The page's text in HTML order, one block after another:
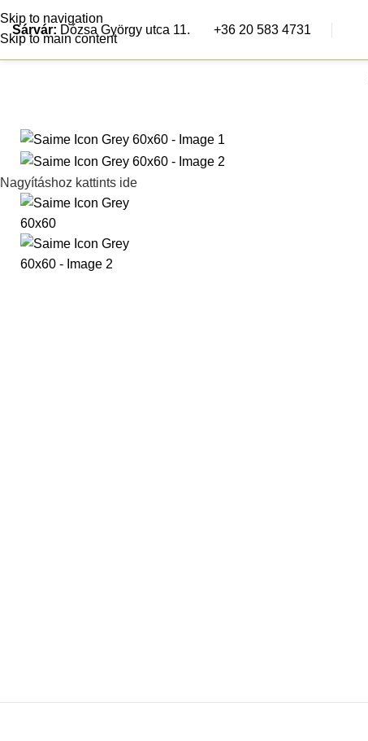
Skip to navigation
Skip to main content
Sárvár: Dózsa György utca 11. +36 20 583 4731
Nagyításhoz kattints ide